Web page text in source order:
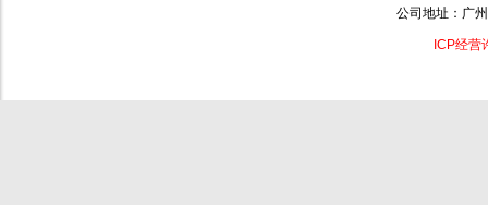
公司地址：广
ICP经营